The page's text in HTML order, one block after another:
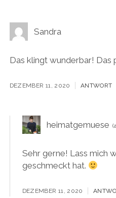
Sandra
Das klingt wunderbar! Das
DEZEMBER 11, 2020 ANTWORT
heimatgemuese
Sehr gerne! Lass mich
geschmeckt hat.
DEZEMBER 11, 2020